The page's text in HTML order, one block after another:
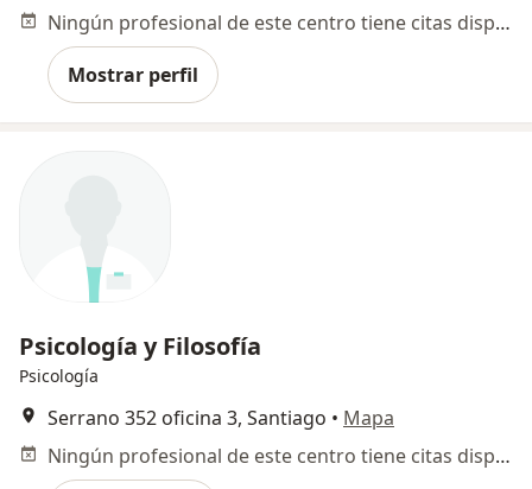
Ningún profesional de este centro tiene citas disponibles
Mostrar perfil
Psicología y Filosofía
Psicología
Serrano 352 oficina 3, Santiago • Mapa
Ningún profesional de este centro tiene citas disponibles